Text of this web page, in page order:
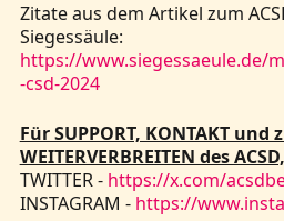
Zitate aus dem Artikel zum
Siegessäule:
https://www.siegessaeule.de/
-csd-2024
Für SUPPORT, KONTAKT und
WEITERVERBREITEN des
TWITTER - https://x.com/
INSTAGRAM - https://